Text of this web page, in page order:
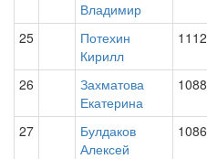
Владимир
25
Потехин
Кирилл
1112
26
Захматова
Екатерина
1088
27
Булдаков
Алексей
1086